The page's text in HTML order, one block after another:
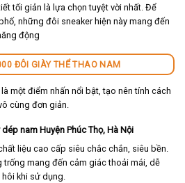
tối giản là lựa chọn tuyệt vời nhất. Để
những đôi sneaker hiện này mang đến
động
ĐÔI GIÀY THỂ THAO NAM
một điểm nhấn nổi bật, tạo nên tính cách
cùng đơn giản.
nam Huyện Phúc Thọ, Hà Nội
liệu cao cấp siêu chắc chắn, siêu bền.
trống mang đến cảm giác thoải mái, dễ
hôi khi sử dụng.